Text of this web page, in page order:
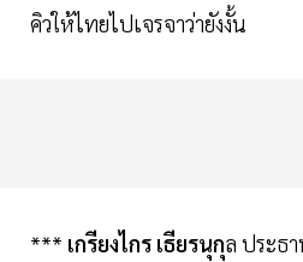
คิวให้ไทยไปเจรจาว่ายังงั้น
*** เกรียงไกร เธียรนุกุล ประธ